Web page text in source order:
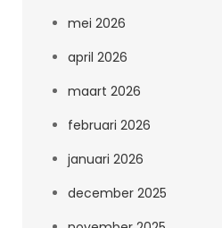
mei 2026
april 2026
maart 2026
februari 2026
januari 2026
december 2025